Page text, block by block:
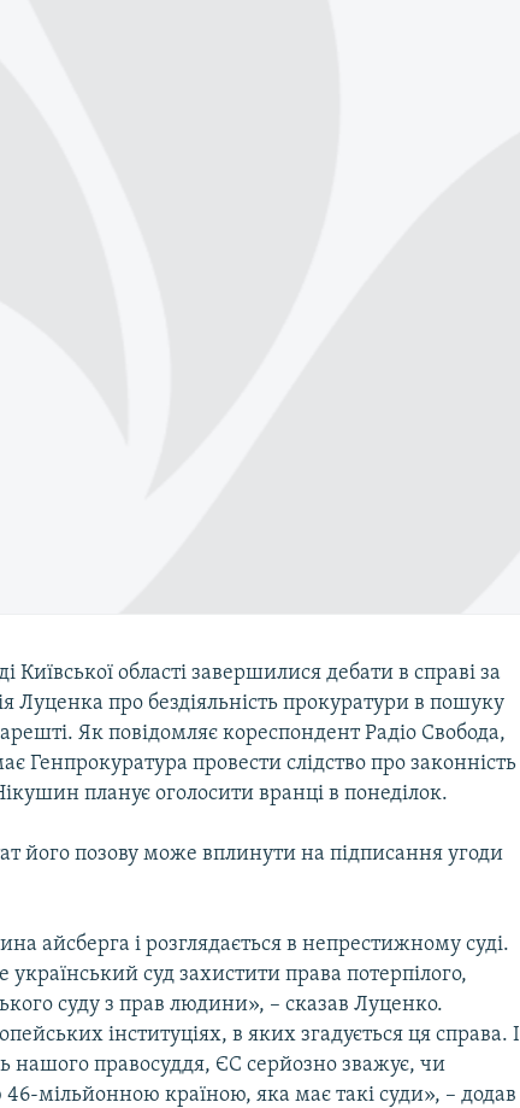
області завершилися дебати в справі за
про бездіяльність прокуратури в пошуку
Як повідомляє кореспондент Радіо Свобода,
Генпрокуратура провести слідство про законність
планує оголосити вранці в понеділок.
його позову може вплинути на підписання угоди
айсберга і розглядається в непрестижному суді.
суд захистити права потерпілого,
суду з прав людини», – сказав Луценко.
інституціях, в яких згадується ця справа. І
нашого правосуддя, ЄС серйозно зважує, чи
46-мільйонною країною, яка має такі суди», – додав